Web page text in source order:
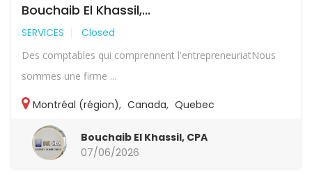
Bouchaib El Khassil,...
SERVICES Closed
Des comptables qui comprennent l'entrepreneuriatNous
sommes une firme ...
Montréal (région), Canada, Quebec
Bouchaib El Khassil, CPA
07/06/2026